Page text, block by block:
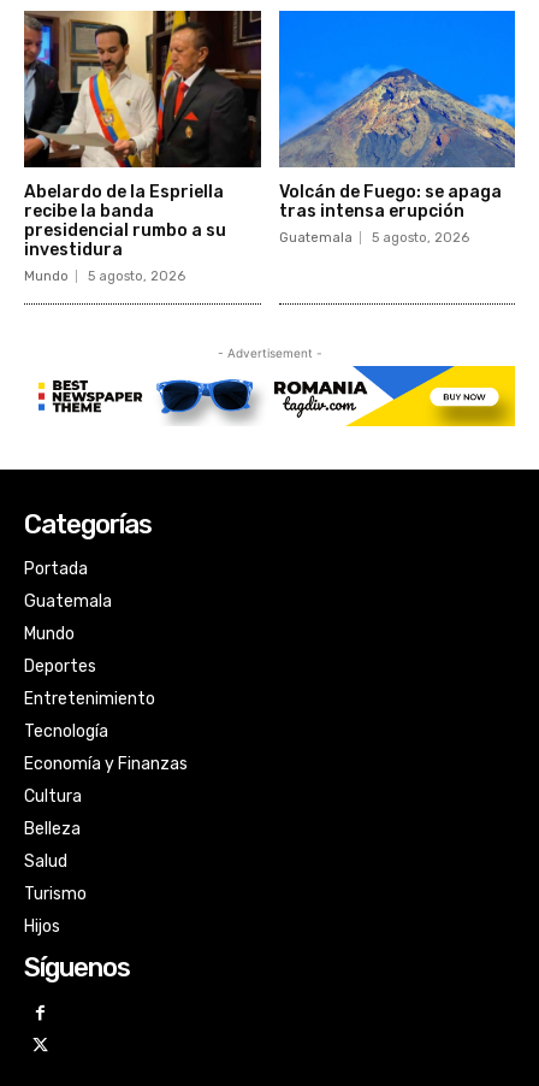
Categorías
Portada
Guatemala
Mundo
Deportes
Entretenimiento
Tecnología
Economía y Finanzas
Cultura
Belleza
Salud
Turismo
Hijos
Síguenos